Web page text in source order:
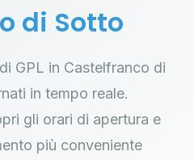
di Sotto
GPL in Castelfranco di
in tempo reale.
gli orari di apertura e
più conveniente